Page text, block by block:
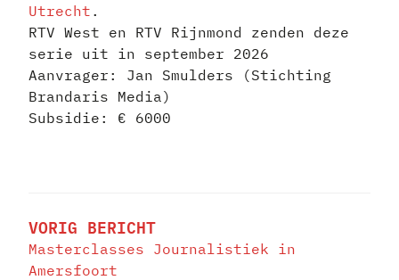
Utrecht .
RTV West en RTV Rijnmond zenden deze
serie uit in september 2026
Aanvrager: Jan Smulders (Stichting
Brandaris Media)
Subsidie: € 6000
VORIG BERICHT
Masterclasses Journalistiek in
Amersfoort